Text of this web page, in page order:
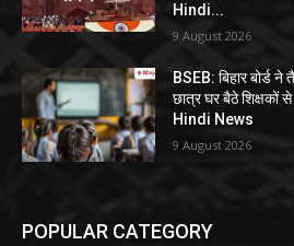
Hindi...
9 August 2026
BSEB: बिहार बोर्ड ने
छात्र घर बैठे
Hindi News
9 August 2026
POPULAR CATEGORY